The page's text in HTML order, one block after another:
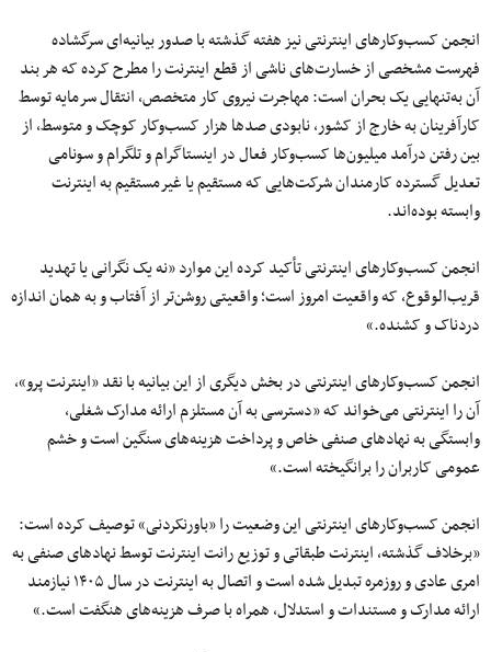
انجمن کسب‌وکارهای اینترنتی نیز هفته گذشته با صدور بیانیه‌ای سرگشاده
فهرست مشخصی از خسارت‌های ناشی از قطع اینترنت را مطرح کرده که هر بند
آن به‌تنهایی یک بحران است: مهاجرت نیروی کار متخصص، انتقال سرمایه توسط
کارآفرینان به خارج از کشور، نابودی صدها هزار کسب‌وکار کوچک و متوسط، از
بین رفتن درآمد میلیون‌ها کسب‌وکار فعال در اینستاگرام و تلگرام و سونامی
تعدیل گسترده کارمندان شرکت‌هایی که مستقیم یا غیرمستقیم به اینترنت
وابسته بوده‌اند.
انجمن کسب‌وکارهای اینترنتی تأکید کرده این موارد «نه یک نگرانی یا تهدید
قریب‌الوقوع، که واقعیت امروز است؛ واقعیتی روشن‌تر از آفتاب و به همان اندازه
دردناک و کشنده.»
انجمن کسب‌وکارهای اینترنتی در بخش دیگری از این بیانیه با نقد «اینترنت پرو»،
آن را اینترنتی می‌خواند که «دسترسی به آن مستلزم ارائه مدارک شغلی،
وابستگی به نهادهای صنفی خاص و پرداخت هزینه‌های سنگین است و خشم
عمومی کاربران را برانگیخته است.»
انجمن کسب‌وکارهای اینترنتی این وضعیت را «باورنکردنی» توصیف کرده است:
«برخلاف گذشته، اینترنت طبقاتی و توزیع رانت اینترنت توسط نهادهای صنفی به
امری عادی و روزمره تبدیل شده است و اتصال به اینترنت در سال ۱۴۰۵ نیازمند
ارائه مدارک و مستندات و استدلال، همراه با صرف هزینه‌های هنگفت است.»